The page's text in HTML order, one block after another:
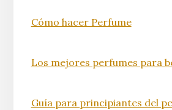
Cómo hacer Perfume
Los mejores perfumes para
Guía para principiantes del